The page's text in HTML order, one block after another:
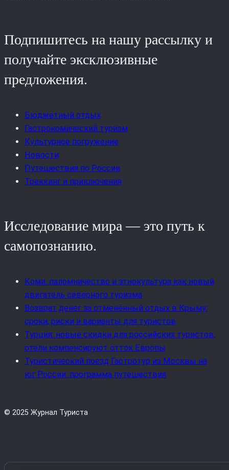
Подпишитесь на нашу рассылку и
получайте эксклюзивные
предложения.
Бюджетный отдых
Гастрономический туризм
Культурное погружение
Новости
Путешествия по России
Треккинг и приключения
Исследование мира — это путь к
самопознанию.
Коми: паломничество и этнокультура как новый
двигатель северного туризма
Возврат денег за отменённый отдых в Крыму:
сроки, риски и варианты для туристов
Турция: новые скидки для российских туристов,
отели компенсируют отток Европы
Туристический поезд Гастротур из Москвы на
юг России: программа путешествия
© 2025 Журнал Туриста